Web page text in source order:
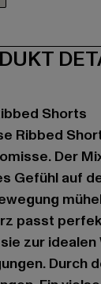
Shorts
Ribbed
Der
Gefühl auf
passt
zur
Durch